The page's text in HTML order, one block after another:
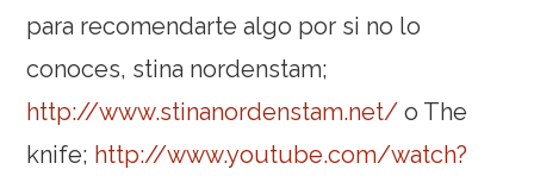
para recomendarte algo por si no lo
conoces, stina nordenstam;
http://www.stinanordenstam.net/ o The
knife; http://www.youtube.com/watch?